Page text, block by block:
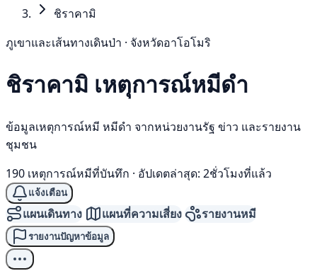
ชิราคามิ
ภูเขาและเส้นทางเดินป่า · จังหวัดอาโอโมริ
ชิราคามิ เหตุการณ์หมีดำ
ข้อมูลเหตุการณ์หมี หมีดำ จากหน่วยงานรัฐ ข่าว และรายงาน
ชุมชน
190 เหตุการณ์หมีที่บันทึก · อัปเดตล่าสุด: 2ชั่วโมงที่แล้ว
แจ้งเตือน
แผนเดินทาง แผนที่ความเสี่ยง รายงานหมี
รายงานปัญหาข้อมูล